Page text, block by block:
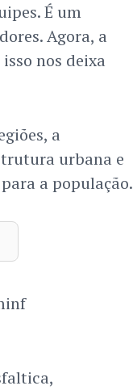
É um
Agora, a
nos deixa
a
urbana e
a população.